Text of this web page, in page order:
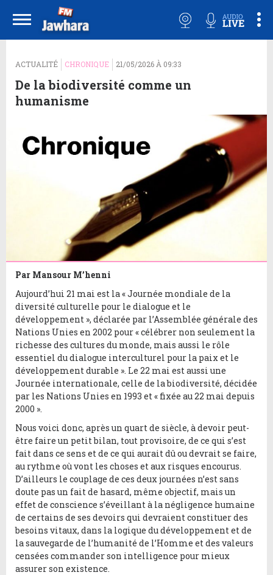
ACTUALITÉ CHRONIQUE 21/05/2026 À 09:33
De la biodiversité comme un
humanisme
Par Mansour M’henni
Aujourd’hui 21 mai est la « Journée mondiale de la
diversité culturelle pour le dialogue et le
développement », déclarée par l’Assemblée générale des
Nations Unies en 2002 pour « célébrer non seulement la
richesse des cultures du monde, mais aussi le rôle
essentiel du dialogue interculturel pour la paix et le
développement durable ». Le 22 mai est aussi une
Journée internationale, celle de la biodiversité, décidée
par les Nations Unies en 1993 et « fixée au 22 mai depuis
2000 ».
Nous voici donc, après un quart de siècle, à devoir peut-
être faire un petit bilan, tout provisoire, de ce qui s’est
fait dans ce sens et de ce qui aurait dû ou devrait se faire,
au rythme où vont les choses et aux risques encourus.
D’ailleurs le couplage de ces deux journées n’est sans
doute pas un fait de hasard, même objectif, mais un
effet de conscience s’éveillant à la négligence humaine
de certains de ses devoirs qui devraient constituer des
besoins vitaux, dans la logique du développement et de
la sauvegarde de l’humanité de l’Homme et des valeurs
censées commander son intelligence pour mieux
assurer son existence.